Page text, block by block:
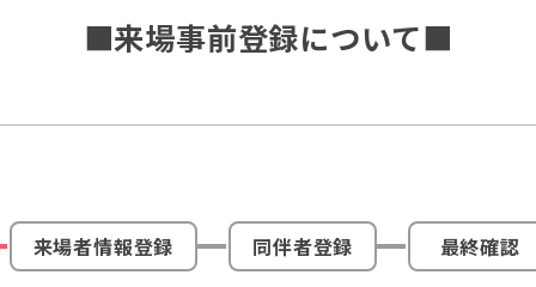
■来場事前登録について■
来場者情報登録 同伴者登録 最終確認